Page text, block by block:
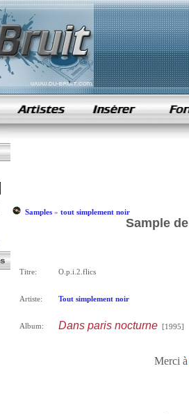
samples de rap
Samples» tout simplement noir
Sample
Titre: O.p.i.2.flics
Artiste: Tout simplement noir
Album: Dans paris nocturne[1995]
Merci à